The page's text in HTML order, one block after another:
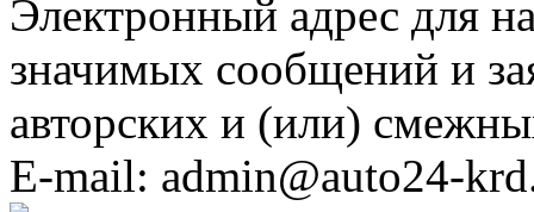
Электронный адрес для
значимых сообщений и
авторских и (или)
E-mail: admin@auto24-